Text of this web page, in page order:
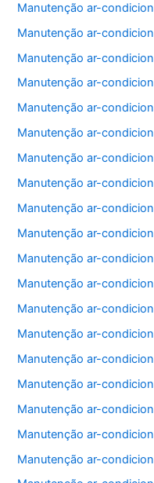
Manutenção ar-
Manutenção ar-
Manutenção ar-
Manutenção ar-
Manutenção ar-
Manutenção ar-
Manutenção ar-
Manutenção ar-
Manutenção ar-
Manutenção ar-
Manutenção ar-
Manutenção ar-
Manutenção ar-
Manutenção ar-
Manutenção ar-
Manutenção ar-
Manutenção ar-
Manutenção ar-
Manutenção ar-